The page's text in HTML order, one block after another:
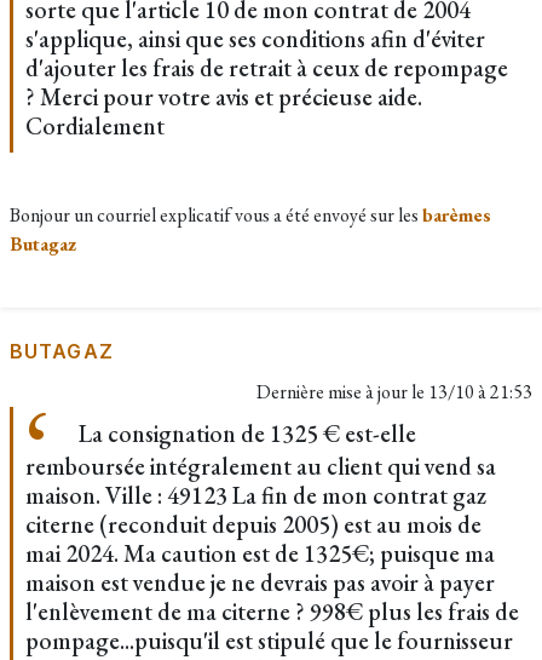
sorte que l'article 10 de mon contrat de 2004
s'applique, ainsi que ses conditions afin d'éviter
d'ajouter les frais de retrait à ceux de repompage
? Merci pour votre avis et précieuse aide.
Cordialement
Bonjour un courriel explicatif vous a été envoyé sur lesbarèmes
Butagaz
BUTAGAZ
Dernière mise à jour le 13/10 à 21:53
La consignation de 1325 € est-elle
remboursée intégralement au client qui vend sa
maison. Ville : 49123 La fin de mon contrat gaz
citerne (reconduit depuis 2005) est au mois de
mai 2024. Ma caution est de 1325€; puisque ma
maison est vendue je ne devrais pas avoir à payer
l'enlèvement de ma citerne ? 998€ plus les frais de
pompage...puisqu'il est stipulé que le fournisseur